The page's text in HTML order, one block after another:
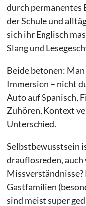
durch permanentes
der Schule und
sich ihr Englisch
Slang und
Beide betonen:
Immersion – nicht
Auto auf Spanisch,
Zuhören, Kontext
Unterschied.
Selbstbewusstsein
drauflosreden, auch
Missverständnisse?
Gastfamilien
sind meist super